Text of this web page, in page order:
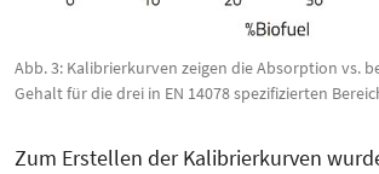
Abb. 3: Kalibrierkurven zeigen die Absorption vs.
Gehalt für die drei in EN 14078 spezifizierten
Zum Erstellen der Kalibrierkurven